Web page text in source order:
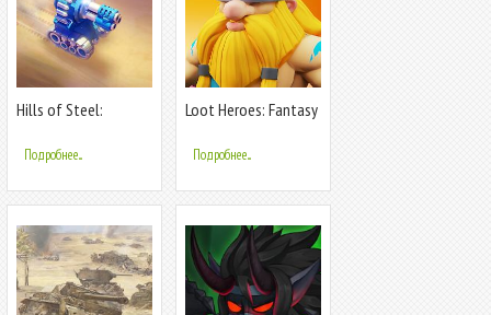
Hills of Steel:
Подробнее...
Loot Heroes: Fantasy
Подробнее...